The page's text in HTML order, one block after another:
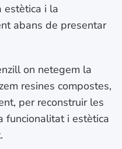
estètica i la
abans de presentar
on netegem la
resines compostes,
per reconstruir les
funcionalitat i estètica